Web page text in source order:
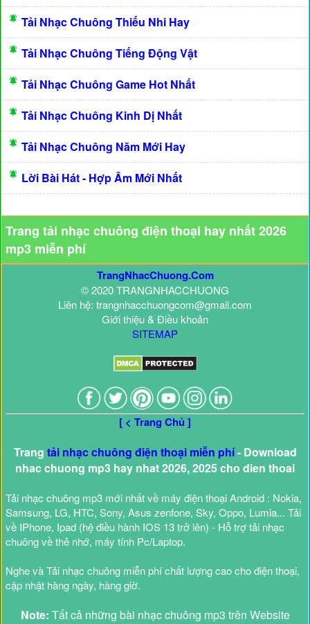
Tải Nhạc Chuông Thiếu Nhi Hay
Tải Nhạc Chuông Tiếng Động Vật
Tải Nhạc Chuông Game Hot Nhất
Tải Nhạc Chuông Kinh Dị Nhất
Tải Nhạc Chuông Năm Mới Hay
Lời Bài Hát - Hợp Âm Mới Nhất
Trang tải nhạc chuông điện thoại hay nhất 2026
mp3 miễn phí
TrangNhacChuong.Com
© 2020 TRANGNHACCHUONG
Liên hệ: trangnhacchuongcom@gmail.com
Giới thiệu & Điều khoản
SITEMAP
[ < Trang Chủ ]
Trang tải nhạc chuông điện thoại miễn phí- Download
nhac chuong mp3 hay nhat 2026, 2025 cho dien thoai
Tải nhạc chuông mp3 mới nhất về máy điện thoại Android : Nokia,
Samsung, LG, HTC, Sony, Asus zenfone, Sky, Oppo, Lumia... Tải
về IPhone, Ipad (hệ điều hành IOS 13 trở lên) - Hỗ trợ tải nhạc
chuông về thẻ nhớ, máy tính Pc/Laptop.
Nghe và Tải nhạc chuông miễn phí chất lượng cao cho điện thoại,
cập nhật hàng ngày, hàng giờ.
Note: Tất cả những bài nhạc chuông mp3 trên Website